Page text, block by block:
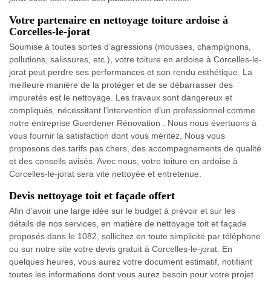
Votre partenaire en nettoyage toiture ardoise à
Corcelles-le-jorat
Soumise à toutes sortes d’agressions (mousses, champignons,
pollutions, salissures, etc.), votre toiture en ardoise à Corcelles-le-
jorat peut perdre ses performances et son rendu esthétique. La
meilleure manière de la protéger et de se débarrasser des
impuretés est le nettoyage. Les travaux sont dangereux et
compliqués, nécessitant l’intervention d’un professionnel comme
notre entreprise Guerdener Rénovation . Nous nous évertuons à
vous fournir la satisfaction dont vous méritez. Nous vous
proposons des tarifs pas chers, des accompagnements de qualité
et des conseils avisés. Avec nous, votre toiture en ardoise à
Corcelles-le-jorat sera vite nettoyée et entretenue.
Devis nettoyage toit et façade offert
Afin d’avoir une large idée sur le budget à prévoir et sur les
détails de nos services, en matière de nettoyage toit et façade
proposés dans le 1082, sollicitez en toute simplicité par téléphone
ou sur notre site votre devis gratuit à Corcelles-le-jorat. En
quelques heures, vous aurez votre document estimatif, notifiant
toutes les informations dont vous aurez besoin pour votre projet